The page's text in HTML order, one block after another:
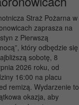
meteorologiczne
Straż Pożarna w
zaprasza na
z Pierwszą
który odbędzie się
sobotę, 8
2026 roku, od
16:00 na placu
remizą. Wydarzenie to
okazja, aby